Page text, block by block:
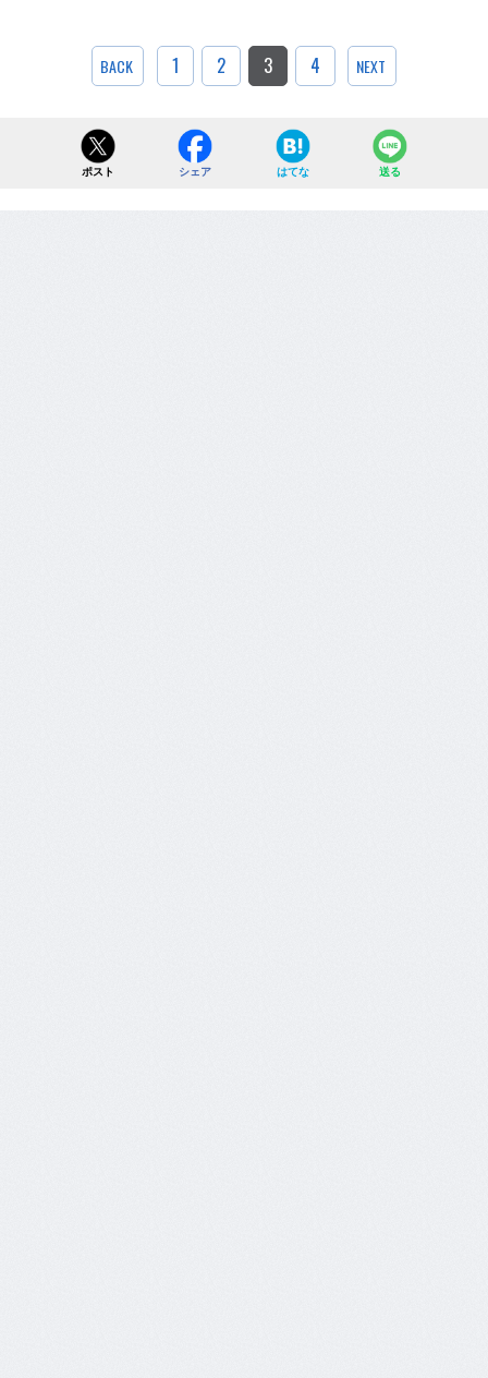
BACK 1 2 3 4 NEXT
ポスト シェア はてな 送る